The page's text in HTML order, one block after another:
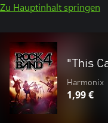
Zu Hauptinhalt springen
"This
Harmonix
1,99 €